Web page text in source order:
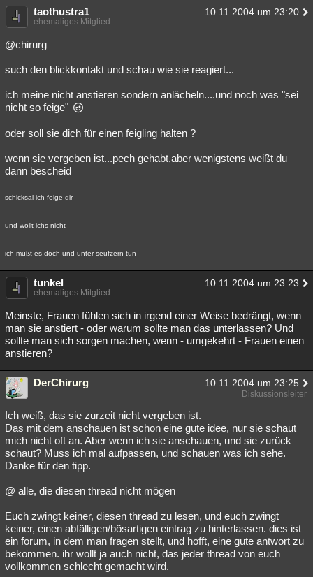
taothustra1 10.11.2004 um 23:20
ehemaliges Mitglied
@chirurg
such den blickkontakt und schau wie sie reagiert...
ich meine nicht anstieren sondern anlächeln....und noch was "sei
nicht so feige"
oder soll sie dich für einen feigling halten ?
wenn sie vergeben ist...pech gehabt,aber wenigstens weißt du
dann bescheid
schicksal ich folge dir
und wollt ichs nicht
ich müßt es doch und unter seufzern tun
tunkel 10.11.2004 um 23:23
ehemaliges Mitglied
Meinste, Frauen fühlen sich in irgend einer Weise bedrängt, wenn
man sie anstiert - oder warum sollte man das unterlassen? Und
sollte man sich sorgen machen, wenn - umgekehrt - Frauen einen
anstieren?
DerChirurg 10.11.2004 um 23:25
Diskussionsleiter
Ich weiß, das sie zurzeit nicht vergeben ist.
Das mit dem anschauen ist schon eine gute idee, nur sie schaut
mich nicht oft an. Aber wenn ich sie anschauen, und sie zurück
schaut? Muss ich mal aufpassen, und schauen was ich sehe.
Danke für den tipp.
@ alle, die diesen thread nicht mögen
Euch zwingt keiner, diesen thread zu lesen, und euch zwingt
keiner, einen abfälligen/bösartigen eintrag zu hinterlassen. dies ist
ein forum, in dem man fragen stellt, und hofft, eine gute antwort zu
bekommen. ihr wollt ja auch nicht, das jeder thread von euch
vollkommen schlecht gemacht wird.